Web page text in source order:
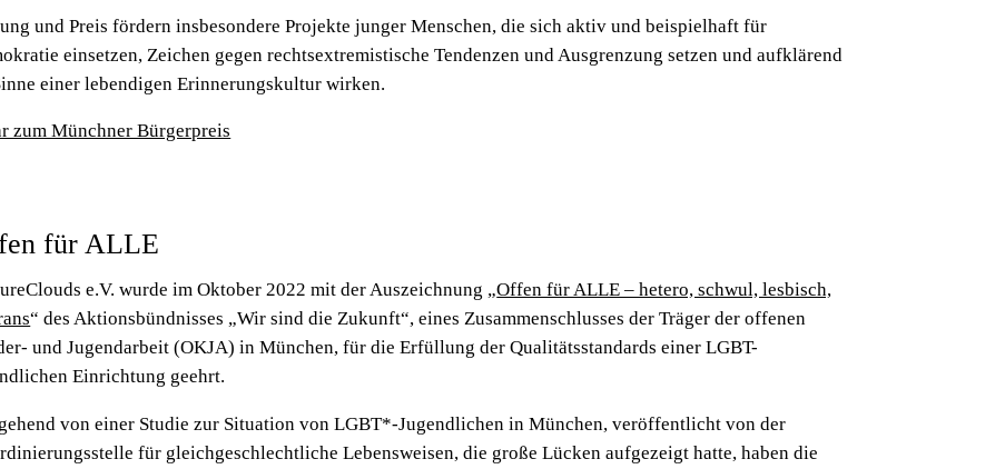
und Preis fördern insbesondere Projekte junger Menschen, die sich aktiv und beispielhaft für
einsetzen, Zeichen gegen rechtsextremistische Tendenzen und Ausgrenzung setzen und aufklärend
einer lebendigen Erinnerungskultur wirken.
zum Münchner Bürgerpreis
für ALLE
e.V. wurde im Oktober 2022 mit der Auszeichnung „Offen für ALLE – hetero, schwul, lesbisch,
“ des Aktionsbündnisses „Wir sind die Zukunft“, eines Zusammenschlusses der Träger der offenen
und Jugendarbeit (OKJA) in München, für die Erfüllung der Qualitätsstandards einer LGBT-
Einrichtung geehrt.
von einer Studie zur Situation von LGBT*-Jugendlichen in München, veröffentlicht von der
für gleichgeschlechtliche Lebensweisen, die große Lücken aufgezeigt hatte, haben die